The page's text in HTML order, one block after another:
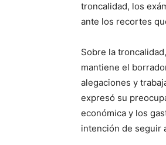
troncalidad, los
ante los recortes
Sobre la
mantiene el
alegaciones y
expresó su
económica y los
intención de seguir